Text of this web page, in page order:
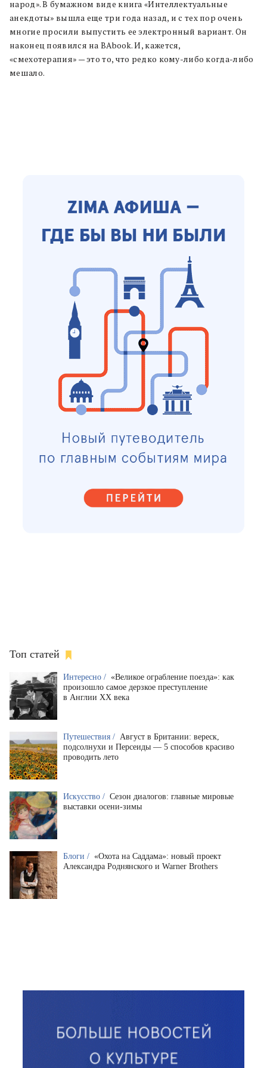
народ». В бумажном виде книга «Интеллектуальные
анекдоты» вышла еще три года назад, и с тех пор очень
многие просили выпустить ее электронный вариант. Он
наконец появился на BAbook. И, кажется,
«смехотерапия» — это то, что редко кому-либо когда-либо
мешало.
Топ статей
Интересно / «Великое ограбление поезда»: как
произошло самое дерзкое преступление
в Англии XX века
Путешествия / Август в Британии: вереск,
подсолнухи и Персеиды — 5 способов красиво
проводить лето
Искусство / Сезон диалогов: главные мировые
выставки осени-зимы
Блоги / «Охота на Саддама»: новый проект
Александра Роднянского и Warner Brothers